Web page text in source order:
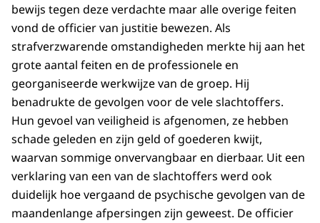
bewijs tegen deze verdachte maar alle overige feiten
vond de officier van justitie bewezen. Als
strafverzwarende omstandigheden merkte hij aan het
grote aantal feiten en de professionele en
georganiseerde werkwijze van de groep. Hij
benadrukte de gevolgen voor de vele slachtoffers.
Hun gevoel van veiligheid is afgenomen, ze hebben
schade geleden en zijn geld of goederen kwijt,
waarvan sommige onvervangbaar en dierbaar. Uit een
verklaring van een van de slachtoffers werd ook
duidelijk hoe vergaand de psychische gevolgen van de
maandenlange afpersingen zijn geweest. De officier